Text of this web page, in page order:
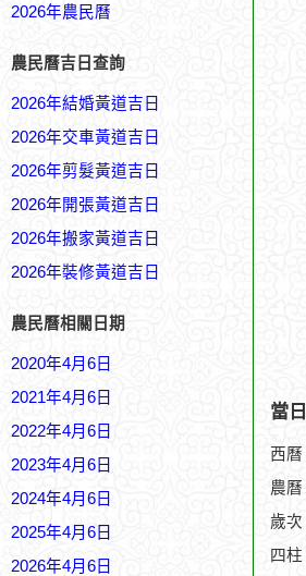
2026年農民曆
農民曆吉日查詢
2026年結婚黃道吉日
2026年交車黃道吉日
2026年剪髮黃道吉日
2026年開張黃道吉日
2026年搬家黃道吉日
2026年裝修黃道吉日
農民曆相關日期
2020年4月6日
2021年4月6日
2022年4月6日
2023年4月6日
2024年4月6日
2025年4月6日
2026年4月6日
當
西
農
歲次
四